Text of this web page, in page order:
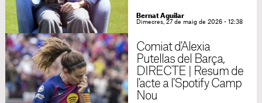
Bernat Aguilar
Dimecres, 27 de maig de 2026 - 12:38
Comiat d'Alexia
Putellas del Barça,
DIRECTE | Resum de
l'acte a l'Spotify Camp
Nou